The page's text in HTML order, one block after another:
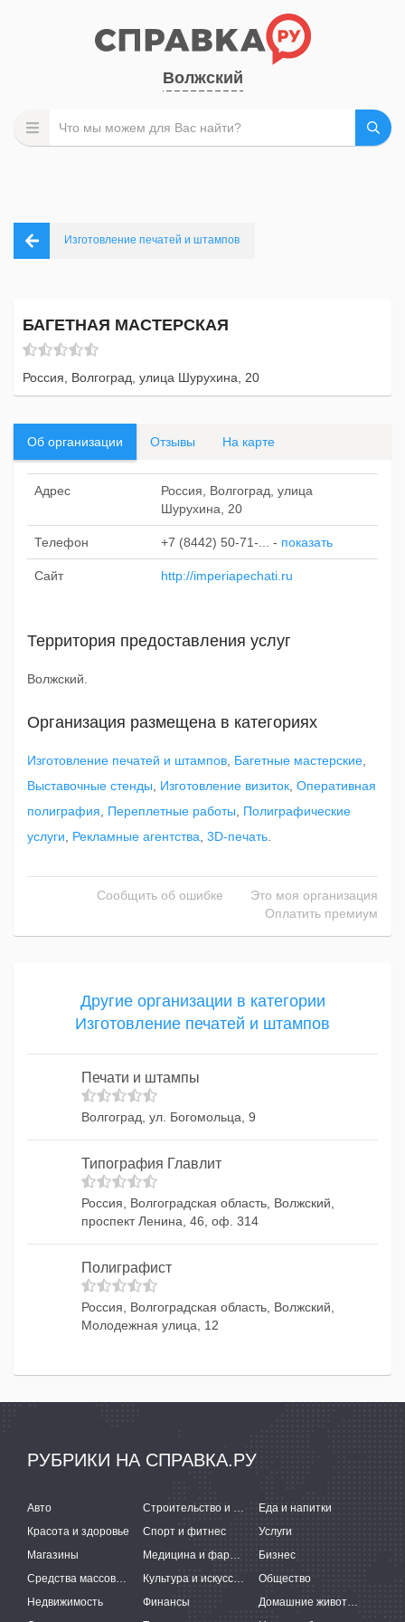
Волжский
Изготовление печатей и штампов
БАГЕТНАЯ МАСТЕРСКАЯ
Россия, Волгоград, улица Шурухина, 20
Об организации Отзывы На карте
Адрес
Россия, Волгоград, улица
Шурухина, 20
Телефон +7 (8442) 50-71-... - показать
Сайт http://imperiapechati.ru
Территория предоставления услуг
Волжский.
Организация размещена в категориях
Изготовление печатей и штампов Багетные мастерские
Выставочные стенды
Изготовление визиток Оперативная
полиграфия
Переплетные работы
Полиграфические
услуги
Рекламные агентства 3D-печать
Сообщить об ошибке
Это моя организация
Оплатить премиум
Другие организации в категории
Изготовление печатей и штампов
Печати и штампы
Волгоград, ул. Богомольца, 9
Типография Главлит
Россия, Волгоградская область, Волжский,
проспект Ленина, 46, оф. 314
Полиграфист
Россия, Волгоградская область, Волжский,
Молодежная улица, 12
РУБРИКИ НА СПРАВКА.РУ
Авто Строительство и ремонт
Еда и напитки
Красота и здоровье
Спорт и фитнес
Услуги
Магазины
Медицина и фармацевтика
Бизнес
Средства массовой информации
Культура и искусство
Общество
Недвижимость
Финансы
Домашние животные